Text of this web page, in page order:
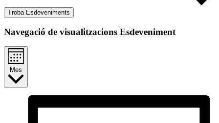
Troba Esdeveniments
Navegació de visualitzacions Esdeveniment
Mes